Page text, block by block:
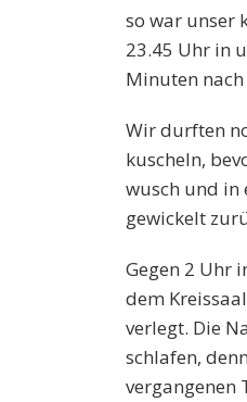
so war unser
23.45 Uhr in
Minuten
Wir durften
kuscheln,
wusch und in
gewickelt
Gegen 2 Uhr
dem
verlegt. Die
schlafen,
vergangenen